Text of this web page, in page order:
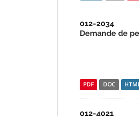
012-2034
Demande de
PDF DOC
012-4021